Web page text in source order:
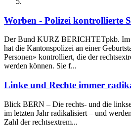
Worben - Polizei kontrollierte
Der Bund KURZ BERICHTETpkb. Im
hat die Kantonspolizei an einer
Personen» kontrolliert, die der
werden können. Sie f...
Linke und Rechte immer
Blick BERN – Die rechts- und die
im letzten Jahr radikalisiert – und
Zahl der rechtsextrem...